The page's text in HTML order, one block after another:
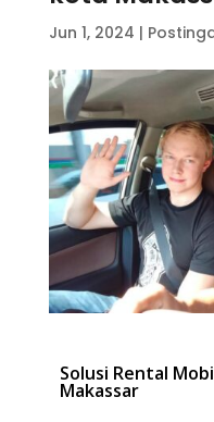
Jun 1, 2024 |
Solusi Rental
Makassar